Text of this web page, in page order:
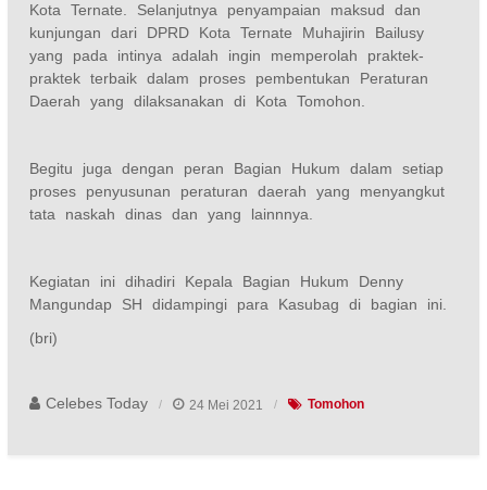
Kota Ternate. Selanjutnya penyampaian maksud dan
kunjungan dari DPRD Kota Ternate Muhajirin Bailusy
yang pada intinya adalah ingin memperolah praktek-
praktek terbaik dalam proses pembentukan Peraturan
Daerah yang dilaksanakan di Kota Tomohon.
Begitu juga dengan peran Bagian Hukum dalam setiap
proses penyusunan peraturan daerah yang menyangkut
tata naskah dinas dan yang lainnnya.
Kegiatan ini dihadiri Kepala Bagian Hukum Denny
Mangundap SH didampingi para Kasubag di bagian ini.
(bri)
Celebes Today 24 Mei 2021 Tomohon